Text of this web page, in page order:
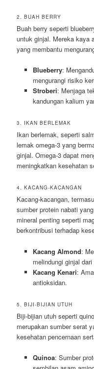
2. BUAH BERRY
Buah berry seperti
untuk ginjal. Mereka kaya
yang membantu
Blueberry:
mengurangi risiko
Stroberi: Menjaga
kandungan kalium
3. IKAN BERLEMAK
Ikan berlemak, seperti
lemak omega-3 yang
ginjal. Omega-3 dapat
meningkatkan kesehatan
4. KACANG-KACANGAN
Kacang-kacangan,
sumber protein nabati
mineral penting seperti
berkontribusi terhadap
Kacang Almond:
melindungi ginjal
Kacang Kenari:
antioksidan.
5. BIJI-BIJIAN UTUH
Biji-bijian utuh seperti
merupakan sumber serat
kesehatan pencernaan
Quinoa: Sumber